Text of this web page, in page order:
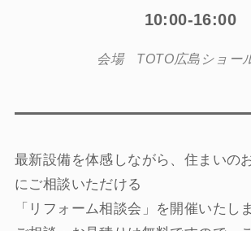
10:00-16:00
会場 TOTO広島ショー
最新設備を体感しながら、住まいの
にご相談いただける
「リフォーム相談会」を開催いたし